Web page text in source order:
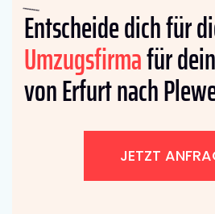
Entscheide dich für
Umzugsfirmafür
von Erfurt nach
JETZT